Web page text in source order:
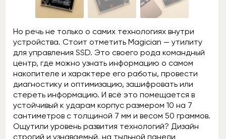
Но речь не только о самих технологиях внутри
устройства. Стоит отметить Magician — утилиту
для управления SSD. Это своего рода командный
центр, где можно узнать информацию о самом
накопителе и характере его работы, провести
диагностику и оптимизацию, зашифровать или
стереть информацию. И всё это помещается в
устойчивый к ударам корпус размером 10 на 7
сантиметров с толщиной 7 мм и весом 50 граммов.
Ощутили уровень развития технологий? Дизайн
строгий и узнаваемый, на тыльной панели